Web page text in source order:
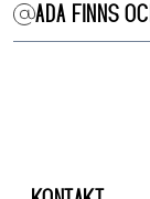
ADA FINNS